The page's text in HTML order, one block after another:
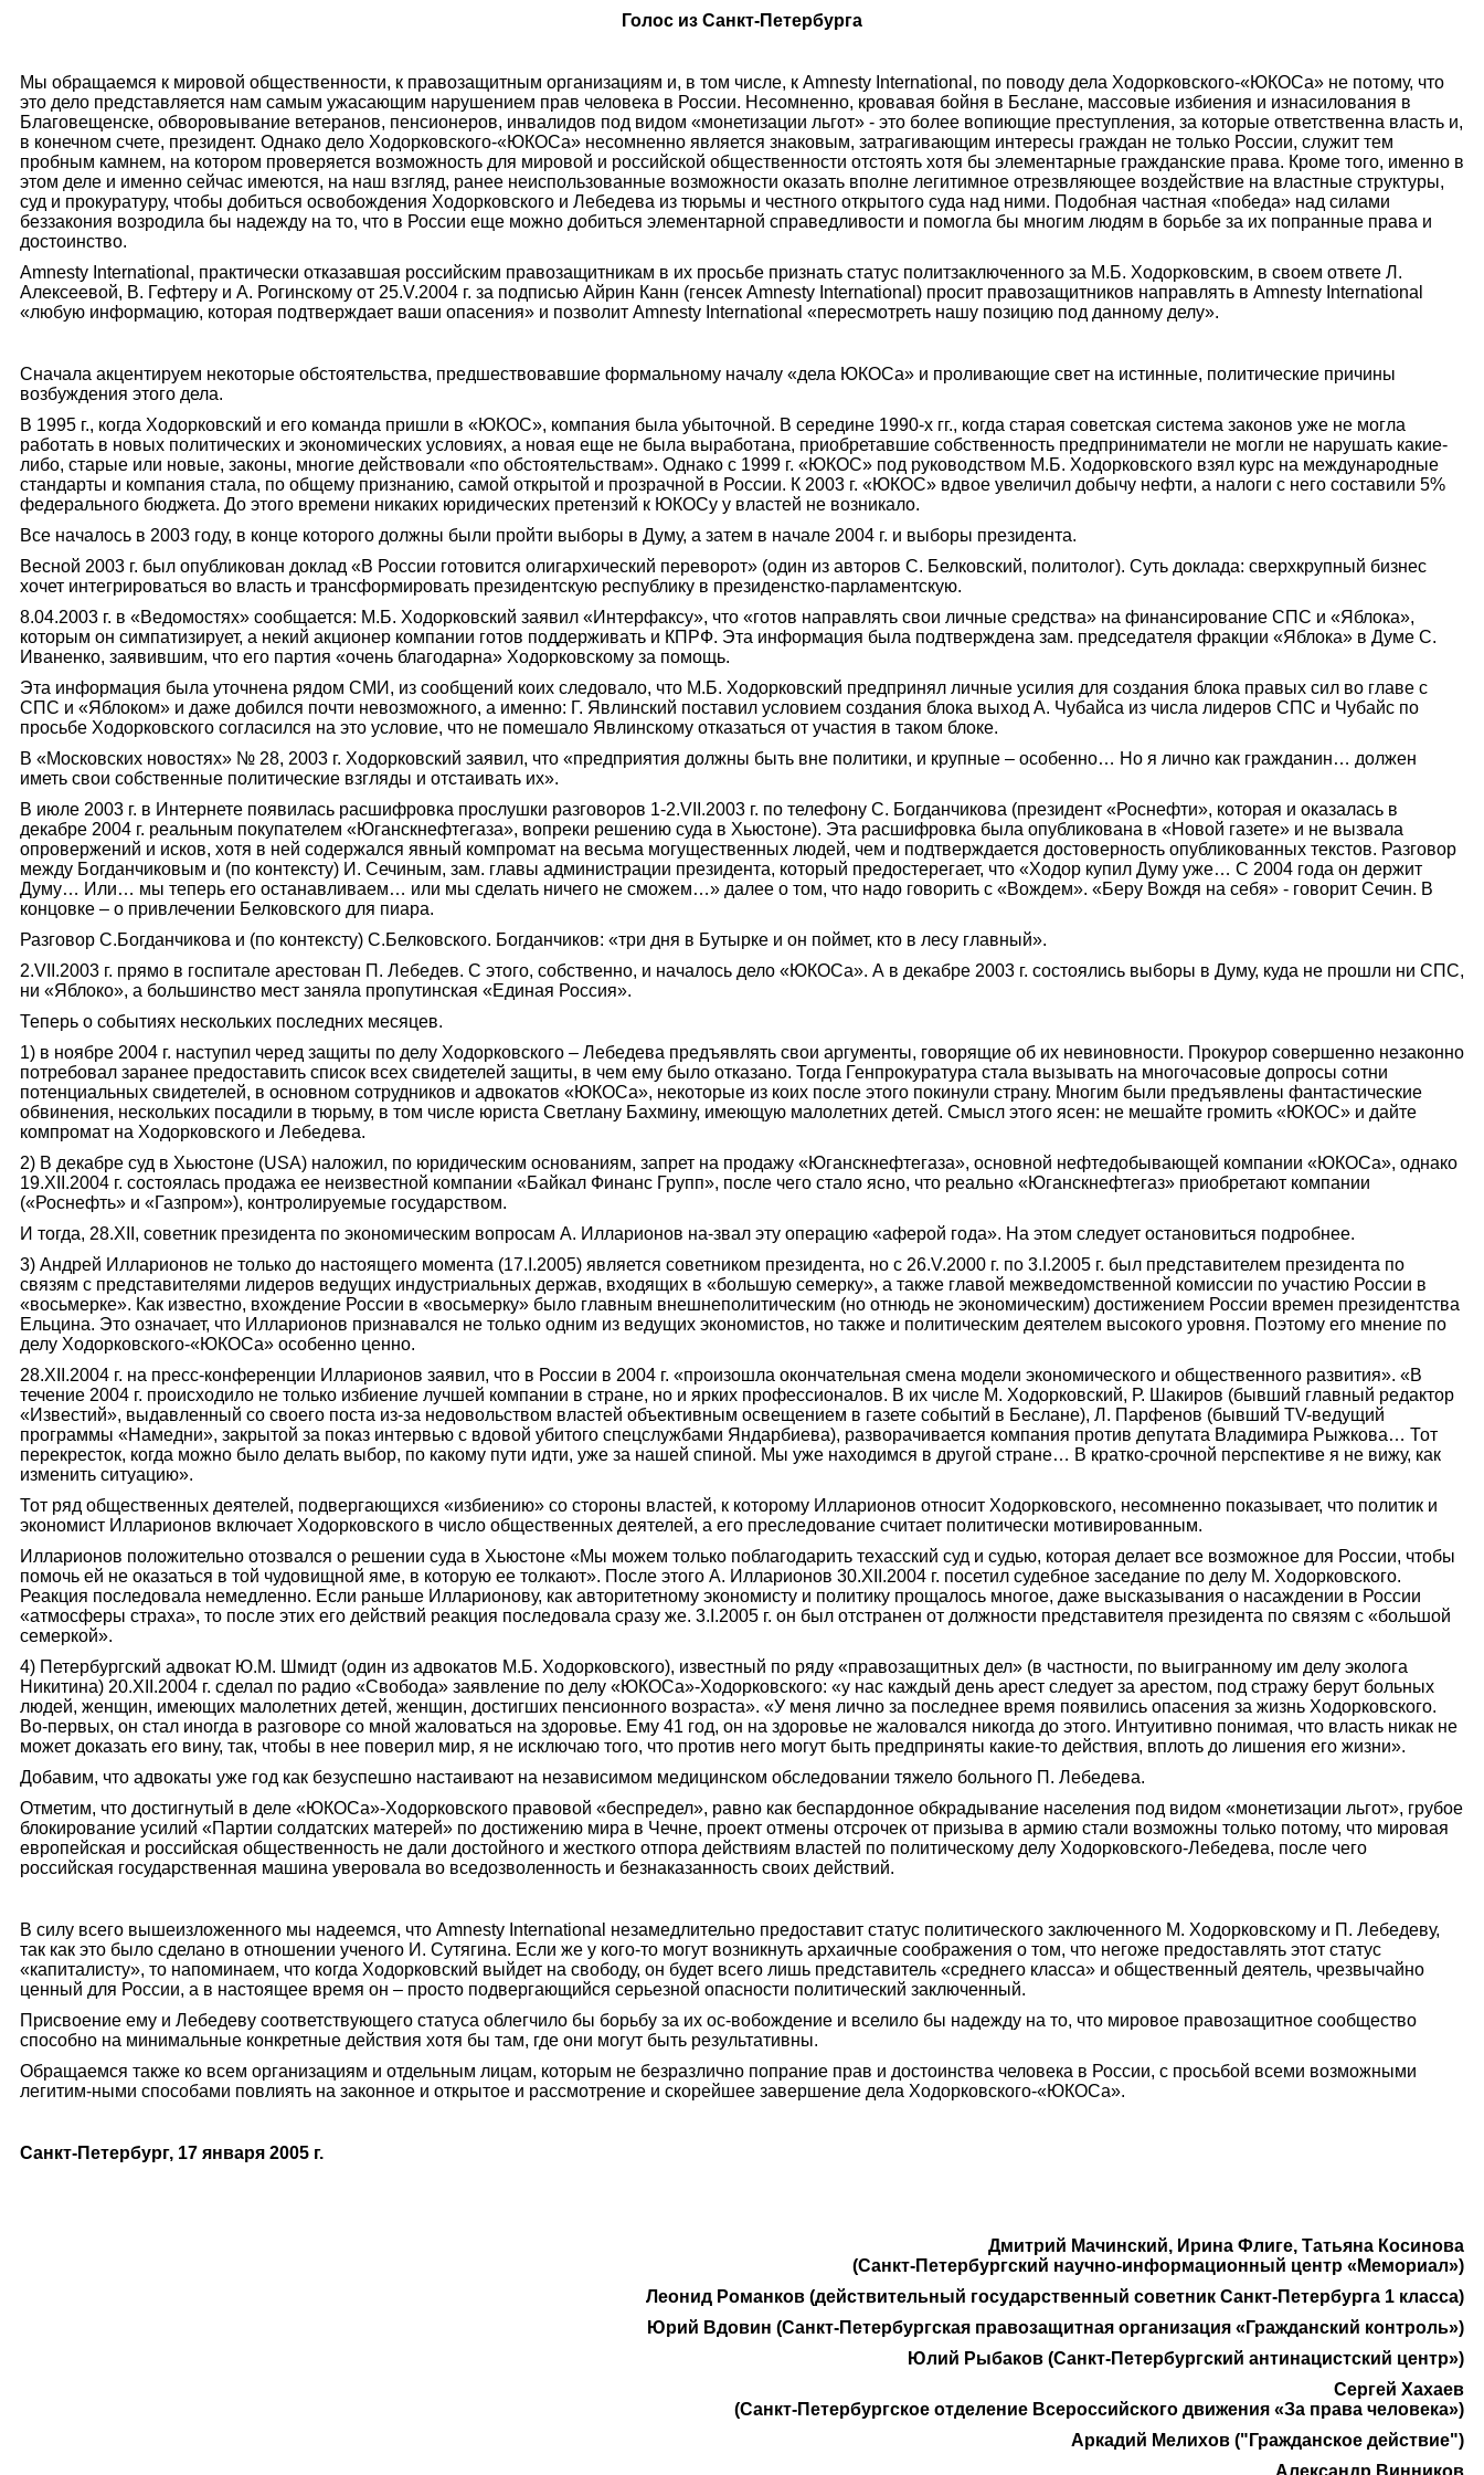
Голос из Санкт-Петербурга
Мы обращаемся к мировой общественности, к правозащитным организациям и, в том числе, к Amnesty International , по поводу дела Ходорковского-«ЮКОСа» не потому, что
это дело представляется нам самым ужасающим нарушением прав человека в России. Несомненно, кровавая бойня в Беслане, массовые избиения и изнасилования в
Благовещенске, обворовывание ветеранов, пенсионеров, инвалидов под видом «монетизации льгот» - это более вопиющие преступления, за которые ответственна власть и,
в конечном счете, президент. Однако дело Ходорковского-«ЮКОСа» несомненно является знаковым, затрагивающим интересы граждан не только России, служит тем
пробным камнем, на котором проверяется возможность для мировой и российской общественности отстоять хотя бы элементарные гражданские права. Кроме того, именно в
этом деле и именно сейчас имеются, на наш взгляд, ранее неиспользованные возможности оказать вполне легитимное отрезвляющее воздействие на властные структуры,
суд и прокуратуру, чтобы добиться освобождения Ходорковского и Лебедева из тюрьмы и честного открытого суда над ними. Подобная частная «победа» над силами
беззакония возродила бы надежду на то, что в России еще можно добиться элементарной справедливости и помогла бы многим людям в борьбе за их попранные права и
достоинство.
Amnesty International, практически отказавшая российским правозащитникам в их просьбе признать статус политзаключенного за М.Б. Ходорковским, в своем ответе Л.
Алексеевой, В. Гефтеру и А. Рогинскому от 25.V.2004 г. за подписью Айрин Канн (генсек Amnesty International) просит правозащитников направлять в Amnesty International
«любую информацию, которая подтверждает ваши опасения» и позволит Amnesty International «пересмотреть нашу позицию под данному делу».
Сначала акцентируем некоторые обстоятельства, предшествовавшие формальному началу «дела ЮКОСа» и проливающие свет на истинные, политические причины
возбуждения этого дела.
В 1995 г., когда Ходорковский и его команда пришли в «ЮКОС», компания была убыточной. В середине 1990-х гг., когда старая советская система законов уже не могла
работать в новых политических и экономических условиях, а новая еще не была выработана, приобретавшие собственность предприниматели не могли не нарушать какие-
либо, старые или новые, законы, многие действовали «по обстоятельствам». Однако с 1999 г. «ЮКОС» под руководством М.Б. Ходорковского взял курс на международные
стандарты и компания стала, по общему признанию, самой открытой и прозрачной в России. К 2003 г. «ЮКОС» вдвое увеличил добычу нефти, а налоги с него составили 5%
федерального бюджета. До этого времени никаких юридических претензий к ЮКОСу у властей не возникало.
Все началось в 2003 году, в конце которого должны были пройти выборы в Думу, а затем в начале 2004 г. и выборы президента.
Весной 2003 г. был опубликован доклад «В России готовится олигархический переворот» (один из авторов С. Белковский, политолог). Суть доклада: сверхкрупный бизнес
хочет интегрироваться во власть и трансформировать президентскую республику в президенстко-парламентскую.
8.04.2003 г. в «Ведомостях» сообщается: М.Б. Ходорковский заявил «Интерфаксу», что «готов направлять свои личные средства» на финансирование СПС и «Яблока»,
которым он симпатизирует, а некий акционер компании готов поддерживать и КПРФ. Эта информация была подтверждена зам. председателя фракции «Яблока» в Думе С.
Иваненко, заявившим, что его партия «очень благодарна» Ходорковскому за помощь.
Эта информация была уточнена рядом СМИ, из сообщений коих следовало, что М.Б. Ходорковский предпринял личные усилия для создания блока правых сил во главе с
СПС и «Яблоком» и даже добился почти невозможного, а именно: Г. Явлинский поставил условием создания блока выход А. Чубайса из числа лидеров СПС и Чубайс по
просьбе Ходорковского согласился на это условие, что не помешало Явлинскому отказаться от участия в таком блоке.
В «Московских новостях» № 28, 2003 г. Ходорковский заявил, что «предприятия должны быть вне политики, и крупные – особенно… Но я лично как гражданин… должен
иметь свои собственные политические взгляды и отстаивать их».
В июле 2003 г. в Интернете появилась расшифровка прослушки разговоров 1-2.VII.2003 г. по телефону С. Богданчикова (президент «Роснефти», которая и оказалась в
декабре 2004 г. реальным покупателем «Юганскнефтегаза», вопреки решению суда в Хьюстоне). Эта расшифровка была опубликована в «Новой газете» и не вызвала
опровержений и исков, хотя в ней содержался явный компромат на весьма могущественных людей, чем и подтверждается достоверность опубликованных текстов. Разговор
между Богданчиковым и (по контексту) И. Сечиным, зам. главы администрации президента, который предостерегает, что «Ходор купил Думу уже… С 2004 года он держит
Думу… Или… мы теперь его останавливаем… или мы сделать ничего не сможем…» далее о том, что надо говорить с «Вождем». «Беру Вождя на себя» - говорит Сечин. В
концовке – о привлечении Белковского для пиара.
Разговор С.Богданчикова и (по контексту) С.Белковского. Богданчиков: «три дня в Бутырке и он поймет, кто в лесу главный».
2.VII.2003 г. прямо в госпитале арестован П. Лебедев. С этого, собственно, и началось дело «ЮКОСа». А в декабре 2003 г. состоялись выборы в Думу, куда не прошли ни СПС,
ни «Яблоко», а большинство мест заняла пропутинская «Единая Россия».
Теперь о событиях нескольких последних месяцев.
1) в ноябре 2004 г. наступил черед защиты по делу Ходорковского – Лебедева предъявлять свои аргументы, говорящие об их невиновности. Прокурор совершенно незаконно
потребовал заранее предоставить список всех свидетелей защиты, в чем ему было отказано. Тогда Генпрокуратура стала вызывать на многочасовые допросы сотни
потенциальных свидетелей, в основном сотрудников и адвокатов «ЮКОСа», некоторые из коих после этого покинули страну. Многим были предъявлены фантастические
обвинения, нескольких посадили в тюрьму, в том числе юриста Светлану Бахмину, имеющую малолетних детей. Смысл этого ясен: не мешайте громить «ЮКОС» и дайте
компромат на Ходорковского и Лебедева.
2) В декабре суд в Хьюстоне (USA) наложил, по юридическим основаниям, запрет на продажу «Юганскнефтегаза», основной нефтедобывающей компании «ЮКОСа», однако
19.XII.2004 г. состоялась продажа ее неизвестной компании «Байкал Финанс Групп», после чего стало ясно, что реально «Юганскнефтегаз» приобретают компании
(«Роснефть» и «Газпром»), контролируемые государством.
И тогда, 28.XII, советник президента по экономическим вопросам А. Илларионов на-звал эту операцию «аферой года». На этом следует остановиться подробнее.
3) Андрей Илларионов не только до настоящего момента (17.I.2005) является советником президента, но с 26.V.2000 г. по 3.I.2005 г. был представителем президента по
связям с представителями лидеров ведущих индустриальных держав, входящих в «большую семерку», а также главой межведомственной комиссии по участию России в
«восьмерке». Как известно, вхождение России в «восьмерку» было главным внешнеполитическим (но отнюдь не экономическим) достижением России времен президентства
Ельцина. Это означает, что Илларионов признавался не только одним из ведущих экономистов, но также и политическим деятелем высокого уровня. Поэтому его мнение по
делу Ходорковского-«ЮКОСа» особенно ценно.
28.XII.2004 г. на пресс-конференции Илларионов заявил, что в России в 2004 г. «произошла окончательная смена модели экономического и общественного развития». «В
течение 2004 г. происходило не только избиение лучшей компании в стране, но и ярких профессионалов. В их числе М. Ходорковский, Р. Шакиров (бывший главный редактор
«Известий», выдавленный со своего поста из-за недовольством властей объективным освещением в газете событий в Беслане), Л. Парфенов (бывший TV-ведущий
программы «Намедни», закрытой за показ интервью с вдовой убитого спецслужбами Яндарбиева), разворачивается компания против депутата Владимира Рыжкова… Тот
перекресток, когда можно было делать выбор, по какому пути идти, уже за нашей спиной. Мы уже находимся в другой стране… В кратко-срочной перспективе я не вижу, как
изменить ситуацию».
Тот ряд общественных деятелей, подвергающихся «избиению» со стороны властей, к которому Илларионов относит Ходорковского, несомненно показывает, что политик и
экономист Илларионов включает Ходорковского в число общественных деятелей, а его преследование считает политически мотивированным.
Илларионов положительно отозвался о решении суда в Хьюстоне «Мы можем только поблагодарить техасский суд и судью, которая делает все возможное для России, чтобы
помочь ей не оказаться в той чудовищной яме, в которую ее толкают». После этого А. Илларионов 30.XII.2004 г. посетил судебное заседание по делу М. Ходорковского.
Реакция последовала немедленно. Если раньше Илларионову, как авторитетному экономисту и политику прощалось многое, даже высказывания о насаждении в России
«атмосферы страха», то после этих его действий реакция последовала сразу же. 3.I.2005 г. он был отстранен от должности представителя президента по связям с «большой
семеркой».
4) Петербургский адвокат Ю.М. Шмидт (один из адвокатов М.Б. Ходорковского), известный по ряду «правозащитных дел» (в частности, по выигранному им делу эколога
Никитина) 20.XII.2004 г. сделал по радио «Свобода» заявление по делу «ЮКОСа»-Ходорковского: «у нас каждый день арест следует за арестом, под стражу берут больных
людей, женщин, имеющих малолетних детей, женщин, достигших пенсионного возраста». «У меня лично за последнее время появились опасения за жизнь Ходорковского.
Во-первых, он стал иногда в разговоре со мной жаловаться на здоровье. Ему 41 год, он на здоровье не жаловался никогда до этого. Интуитивно понимая, что власть никак не
может доказать его вину, так, чтобы в нее поверил мир, я не исключаю того, что против него могут быть предприняты какие-то действия, вплоть до лишения его жизни».
Добавим, что адвокаты уже год как безуспешно настаивают на независимом медицинском обследовании тяжело больного П. Лебедева.
Отметим, что достигнутый в деле «ЮКОСа»-Ходорковского правовой «беспредел», равно как беспардонное обкрадывание населения под видом «монетизации льгот», грубое
блокирование усилий «Партии солдатских матерей» по достижению мира в Чечне, проект отмены отсрочек от призыва в армию стали возможны только потому, что мировая
европейская и российская общественность не дали достойного и жесткого отпора действиям властей по политическому делу Ходорковского-Лебедева, после чего
российская государственная машина уверовала во вседозволенность и безнаказанность своих действий.
В силу всего вышеизложенного мы надеемся, что Amnesty International незамедлительно предоставит статус политического заключенного М. Ходорковскому и П. Лебедеву,
так как это было сделано в отношении ученого И. Сутягина. Если же у кого-то могут возникнуть архаичные соображения о том, что негоже предоставлять этот статус
«капиталисту», то напоминаем, что когда Ходорковский выйдет на свободу, он будет всего лишь представитель «среднего класса» и общественный деятель, чрезвычайно
ценный для России, а в настоящее время он – просто подвергающийся серьезной опасности политический заключенный.
Присвоение ему и Лебедеву соответствующего статуса облегчило бы борьбу за их ос-вобождение и вселило бы надежду на то, что мировое правозащитное сообщество
способно на минимальные конкретные действия хотя бы там, где они могут быть результативны.
Обращаемся также ко всем организациям и отдельным лицам, которым не безразлично попрание прав и достоинства человека в России, с просьбой всеми возможными
легитим-ными способами повлиять на законное и открытое и рассмотрение и скорейшее завершение дела Ходорковского-«ЮКОСа».
Санкт-Петербург, 17 января 2005 г.
Дмитрий Мачинский, Ирина Флиге, Татьяна Косинова
(Санкт-Петербургский научно-информационный центр «Мемориал»)
Леонид Романков (действительный государственный советник Санкт-Петербурга 1 класса)
Юрий Вдовин (Санкт-Петербургская правозащитная организация «Гражданский контроль»)
Юлий Рыбаков (Санкт-Петербургский антинацистский центр»)
Сергей Хахаев
(Санкт-Петербургское отделение Всероссийского движения «За права человека»)
Аркадий Мелихов ("Гражданское действие")
Александр Винников